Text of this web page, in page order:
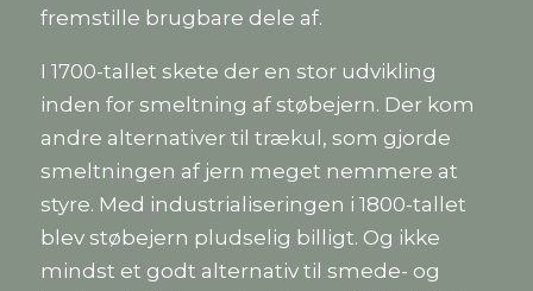
fremstille brugbare dele af.
I 1700-tallet skete der en stor udvikling
inden for smeltning af støbejern. Der kom
andre alternativer til trækul, som gjorde
smeltningen af jern meget nemmere at
styre. Med industrialiseringen i 1800-tallet
blev støbejern pludselig billigt. Og ikke
mindst et godt alternativ til smede- og